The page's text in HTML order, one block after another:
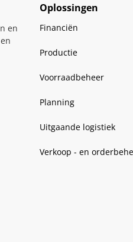
en
Oplossingen
Financiën
Productie
Voorraadbeheer
Planning
Uitgaande logistiek
Verkoop - en